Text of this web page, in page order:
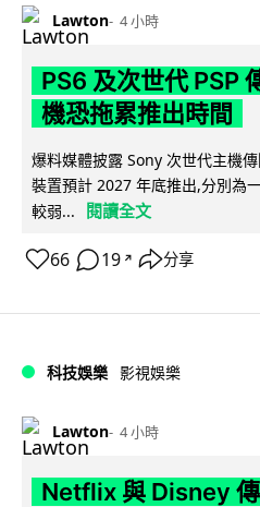
Lawton 4 小時
PS6 及次世代 PSP
機恐拖累推出時間
爆料媒體披露 Sony 次世代主機
裝置預計 2027 年底推出,分別為
較弱...
閱讀全文
66 19 ↗ 分享
科技娛樂 影視娛樂
Lawton 4 小時
Netflix 與 Disney